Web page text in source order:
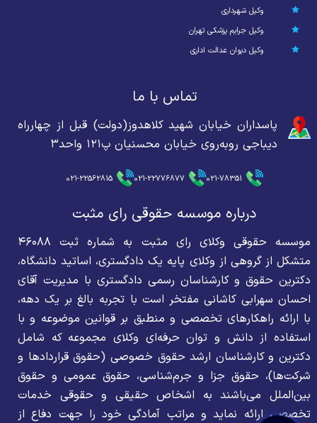
وکیل شهرداری
وکیل جرایم پزشکی تهران
وکیل دیوان عدالت اداری
تماس با ما
پاسداران خیابان شهید کلاهدوز(دولت) قبل از چهارراه
دیباجی روبه‌روی خیابان محسنیان پ۱۲۱ واحد۳
021-78351
021-22776877
021-22562815
درباره موسسه حقوقی رای مثبت
موسسه حقوقی وکلای رای مثبت به شماره ثبت ۴۶۰۸۸
متشکل از گروهی از وکلای پایه یک دادگستری، اساتید دانشگاه،
دکترین حقوق و کارشناسان رسمی دادگستری با مدیریت آقای
احسان سهرابی کاشانی مفتخر است با تجربه بالغ بر یک دهه،
با ارائه راهکارهای تخصصی و منطبق بر قوانین موضوعه و با
استفاده از دانش و توان حرفه‌ای وکلای مجموعه که شامل
دکترین و کارشناسان ارشد حقوق خصوصی (حقوق قراردادها و
شرکت‌ها)، حقوق جزا و جرم‌شناسی، حقوق عمومی و حقوق
بین‌الملل می‌باشند به اشخاص حقیقی و حقوقی خدمات
تخصصی ارائه نماید و مراتب آمادگی خود را جهت دفاع از